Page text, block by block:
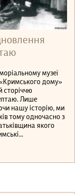
музеї
дому»
сторіччю
Лише
нашу історію, ми
тому одночасно з
якого